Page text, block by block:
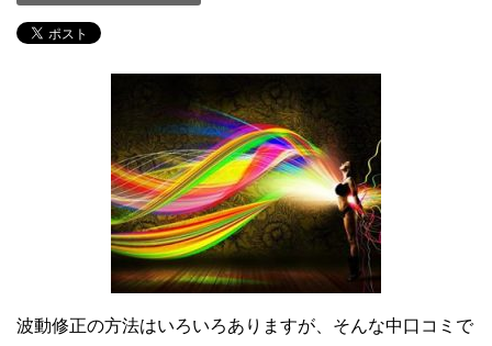
波動修正の方法はいろいろありますが、そんな中口コミで